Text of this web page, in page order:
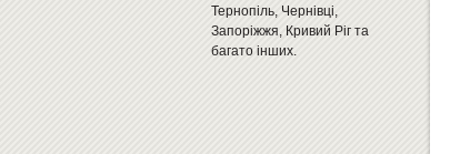
Тернопіль, Чернівці,
Запоріжжя, Кривий Ріг та
багато інших.